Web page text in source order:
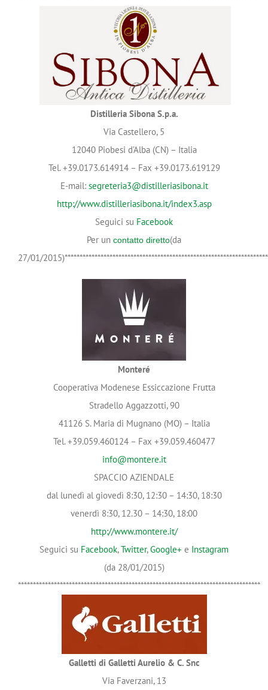
Distilleria Sibona S.p.a.
Via Castellero, 5
12040 Piobesi d’Alba (CN) – Italia
Tel. +39.0173.614914 – Fax +39.0173.619129
E-mail: segreteria3@distilleriasibona.it
http://www.distilleriasibona.it/index3.asp
Seguici su Facebook
Per un contatto diretto(da
27/01/
Monteré
Cooperativa Modenese Essiccazione Frutta
Stradello Aggazzotti, 90
41126 S. Maria di Mugnano (MO) – Italia
Tel. +39.059.460124 – Fax +39.059.460477
info@montere.it
SPACCIO AZIENDALE
dal lunedì al giovedì 8:30, 12:30 – 14:30, 18:30
venerdì 8:30, 12.30 – 14:30, 18:00
http://www.montere.it/
Seguici su Facebook,Twitter,Google+ e Instagram
(da 28/01/2015)
*********************************************************************************
Galletti di Galletti Aurelio & C. Snc
Via Faverzani, 13